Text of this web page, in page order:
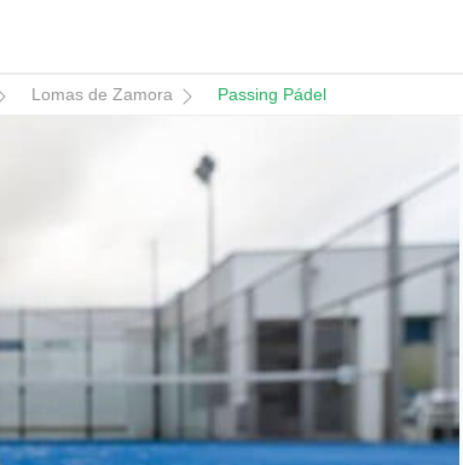
Lomas de Zamora Passing Pádel